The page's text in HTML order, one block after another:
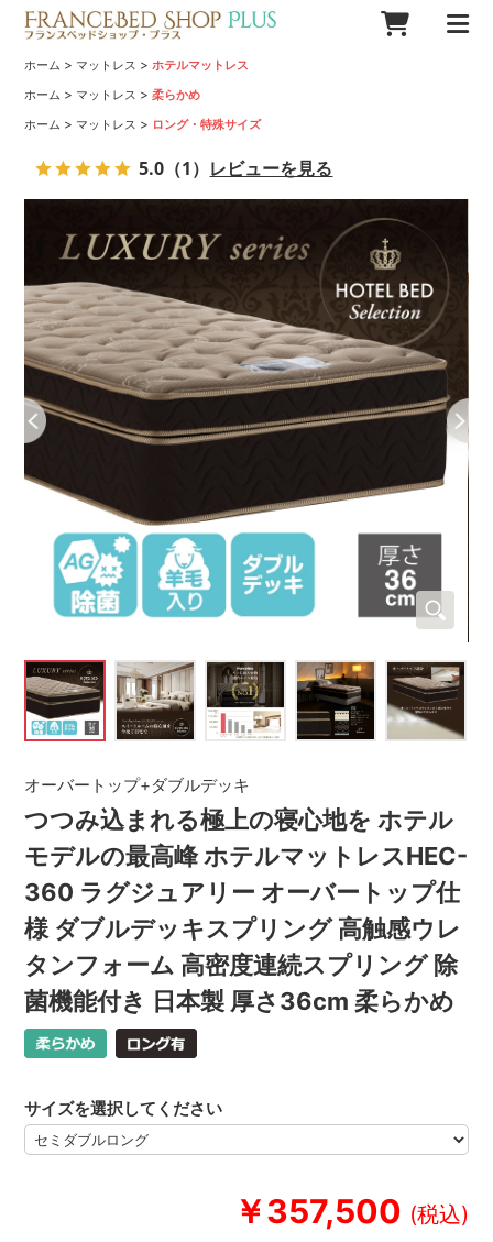
ホーム > マットレス > ホテルマットレス
ホーム > マットレス >柔らかめ
ホーム > マットレス > ロング・特殊サイズ
つつみ込まれる極上の寝心地を ホテル
モデルの最高峰 ホテルマットレスHEC-
360 ラグジュアリー オーバートップ仕
様 ダブルデッキスプリング 高触感ウレ
タンフォーム 高密度連続スプリング 除
菌機能付き 日本製 厚さ36cm 柔らかめ
オーバートップ+ダブルデッキ
￥357,500
サイズを選択してください
5.0 （1） レビューを見る